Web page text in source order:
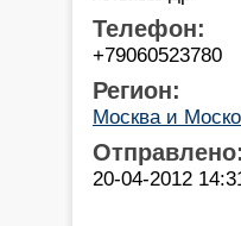
Телефон:
+79060523780
Регион:
Москва и
Отправлено:
20-04-2012